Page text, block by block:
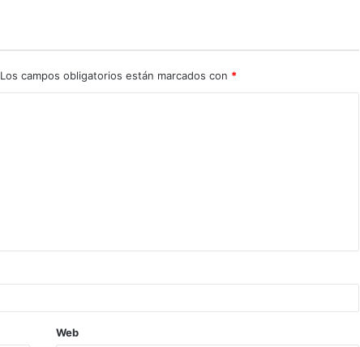
Los campos obligatorios están marcados con *
Web